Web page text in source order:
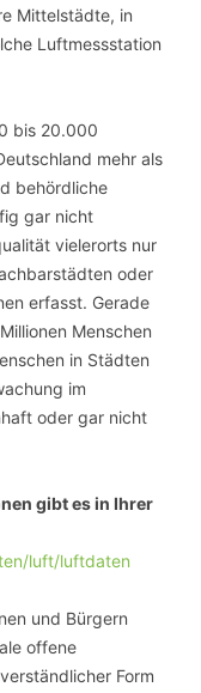
Mittelstädte, in
Luftmessstation
bis 20.000
mehr als
behördliche
gar nicht
vielerorts nur
oder
erfasst. Gerade
Menschen
in Städten
im
oder gar nicht
gibt es in Ihrer
luft/luftdaten
und Bürgern
offene
Form